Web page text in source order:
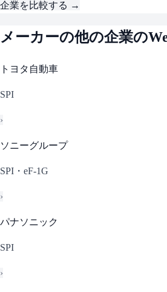
企業を比較する →
メーカーの他の企業の
トヨタ自動車
SPI
›
ソニーグループ
SPI・eF-1G
›
パナソニック
SPI
›